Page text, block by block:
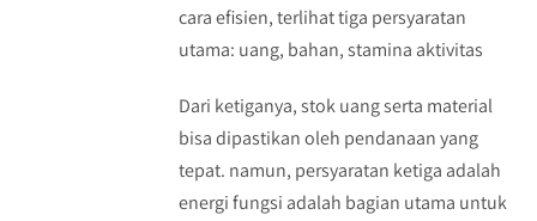
cara efisien, terlihat tiga persyaratan
utama: uang, bahan, stamina aktivitas
Dari ketiganya, stok uang serta material
bisa dipastikan oleh pendanaan yang
tepat. namun, persyaratan ketiga adalah
energi fungsi adalah bagian utama untuk